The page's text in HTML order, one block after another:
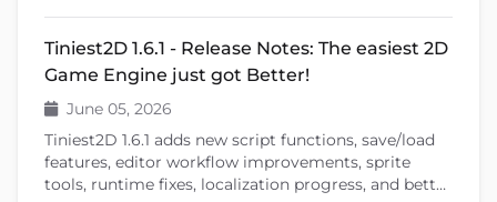
Tiniest2D 1.6.1 - Release Notes: The easiest 2D
Game Engine just got Better!
June 05, 2026
Tiniest2D 1.6.1 adds new script functions, save/load
features, editor workflow improvements, sprite
tools, runtime fixes, localization progress, and better